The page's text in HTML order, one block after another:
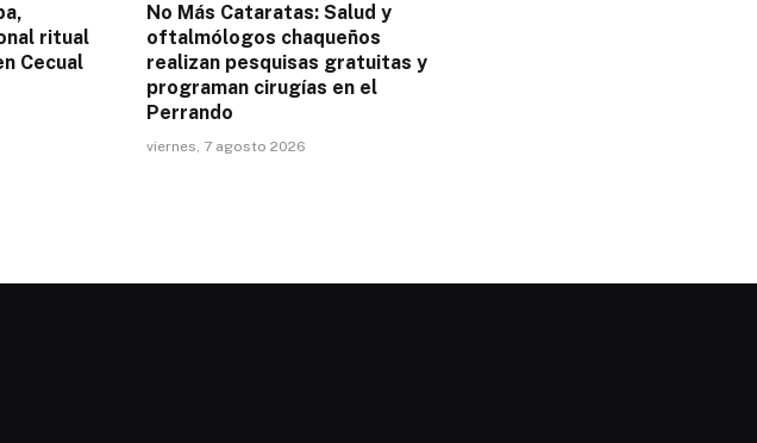
ritual
Cecual
No Más Cataratas: Salud y
oftalmólogos chaqueños
realizan pesquisas gratuitas y
programan cirugías en el
Perrando
viernes, 7 agosto 2026